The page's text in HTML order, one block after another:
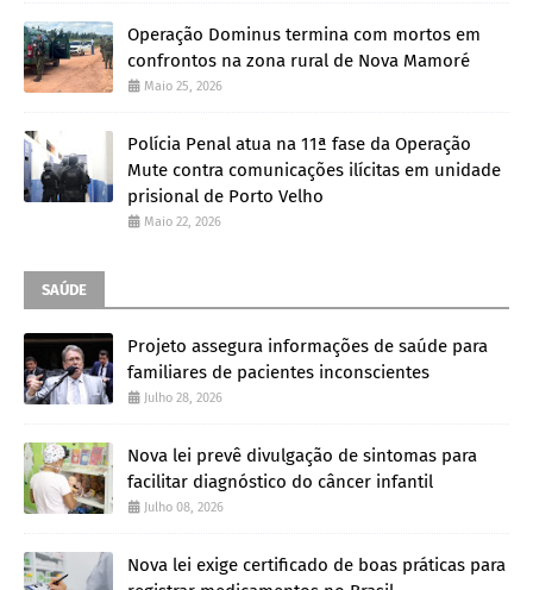
Operação Dominus termina com mortos em
confrontos na zona rural de Nova Mamoré
Maio 25, 2026
Polícia Penal atua na 11ª fase da Operação
Mute contra comunicações ilícitas em unidade
prisional de Porto Velho
Maio 22, 2026
SAÚDE
Projeto assegura informações de saúde para
familiares de pacientes inconscientes
Julho 28, 2026
Nova lei prevê divulgação de sintomas para
facilitar diagnóstico do câncer infantil
Julho 08, 2026
Nova lei exige certificado de boas práticas para